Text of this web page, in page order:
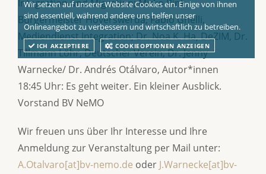
Wir setzen auf unserer Website Cookies ein. Einige von ihnen
sind essentiell, während andere uns helfen unser
Onlineangebot zu verbessern und wirtschaftlich zu betreiben.
ICH AKZEPTIERE COOKIEOPTIONEN ANZEIGEN
Integration und Migration; Mirko Pink,
Bürgermeister Hoyerswerda; Fabio Ghelli,
Mediendienst Integration; Dr. Noa K. Ha, DeZIM, Dr.
Tillmann Löhr, Deutscher Verein; Dr. Jenny
Warnecke/ Dr. Andrés Otálvaro, Autor*innen
18:45 Uhr: Es geht weiter. Ein kleiner Ausblick.
Vorstand BV NeMO
Wir freuen uns über Ihr Interesse und Ihre
Anmeldung zur Veranstaltung per Mail unter:
A.Otalvaro[at]bv-nemo.de oder J.Warnecke[at]bv-